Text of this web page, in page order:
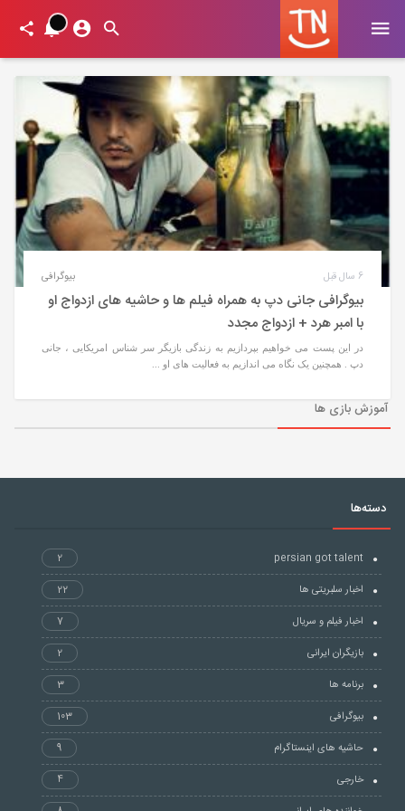
بیوگرافی 6 سال قبل
بیوگرافی جانی دپ به همراه فیلم ها و حاشیه های ازدواج او
با امبر هرد + ازدواج مجدد
در این پست می خواهیم بپردازیم به زندگی بازیگر سر شناس امریکایی ، جانی
دپ . همچنین یک نگاه می اندازیم به فعالیت های او ...
آموزش بازی ها
دسته‌ها
persian got talent
2
اخبار سلبریتی ها
22
اخبار فیلم و سریال
7
بازیگران ایرانی
2
برنامه ها
3
بیوگرافی
103
حاشیه های اینستاگرام
9
خارجی
4